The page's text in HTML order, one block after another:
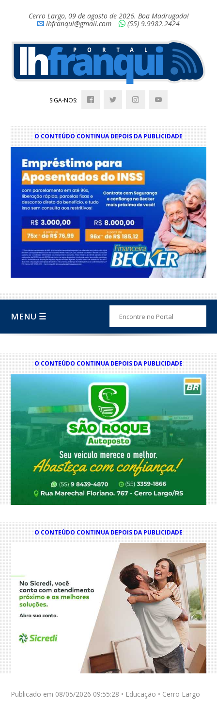
Cerro Largo, 09 de agosto de 2026. Boa Madrugada!
lhfranqui@gmail.com
(55) 9.9982.2424
SIGA-NOS:
O CONTEÚDO CONTINUA DEPOIS DA PUBLICIDADE
MENU ☰
O CONTEÚDO CONTINUA DEPOIS DA PUBLICIDADE
O CONTEÚDO CONTINUA DEPOIS DA PUBLICIDADE
Publicado em 08/05/2026 09:55:28 • Educação • Cerro Largo